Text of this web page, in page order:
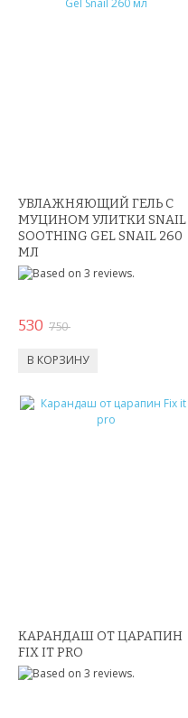
УВЛАЖНЯЮЩИЙ ГЕЛЬ С
МУЦИНОМ УЛИТКИ SNAIL
SOOTHING GEL SNAIL 260
МЛ
530 750
КАРАНДАШ ОТ ЦАРАПИН
FIX IT PRO